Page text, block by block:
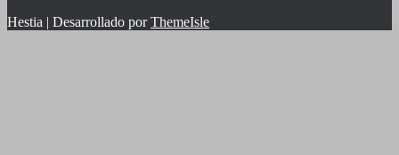
Hestia | Desarrollado porThemeIsle